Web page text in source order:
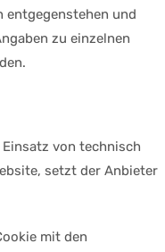
und
zu einzelnen
von technisch
setzt der Anbieter
mit den